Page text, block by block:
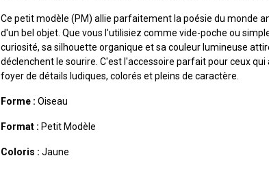
Ce petit modèle (PM) allie parfaitement la poésie du monde
d'un bel objet. Que vous l'utilisiez comme vide-poche ou
curiosité, sa silhouette organique et sa couleur lumineuse
déclenchent le sourire. C'est l'accessoire parfait pour ceux
foyer de détails ludiques, colorés et pleins de caractère.
Forme : Oiseau
Format : Petit Modèle
Coloris : Jaune